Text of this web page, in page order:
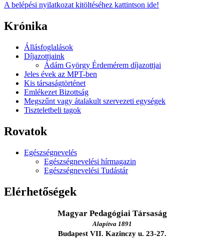
A belépési nyilatkozat kitöltéséhez kattintson ide!
Krónika
Állásfoglalások
Díjazottjaink
Ádám György Érdemérem díjazottjai
Jeles évek az MPT-ben
Kis társaságtörténet
Emlékezet Bizottság
Megszűnt vagy átalakult szervezeti egységek
Tiszteletbeli tagok
Rovatok
Egészségnevelés
Egészségnevelési hírmagazin
Egészségnevelési Tudástár
Elérhetőségek
Magyar Pedagógiai Társaság
Alapítva 1891
Budapest VII. Kazinczy u. 23-27.